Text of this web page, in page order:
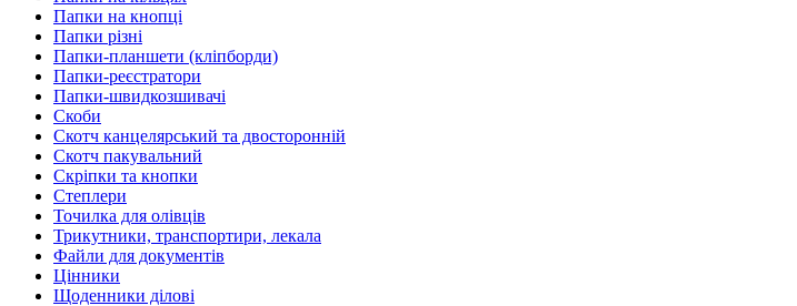
Папки на кнопці
Папки різні
Папки-планшети (кліпборди)
Папки-реєстратори
Папки-швидкозшивачі
Скоби
Скотч канцелярський та двосторонній
Скотч пакувальний
Скріпки та кнопки
Степлери
Точилка для олівців
Трикутники, транспортири, лекала
Файли для документів
Цінники
Щоденники ділові